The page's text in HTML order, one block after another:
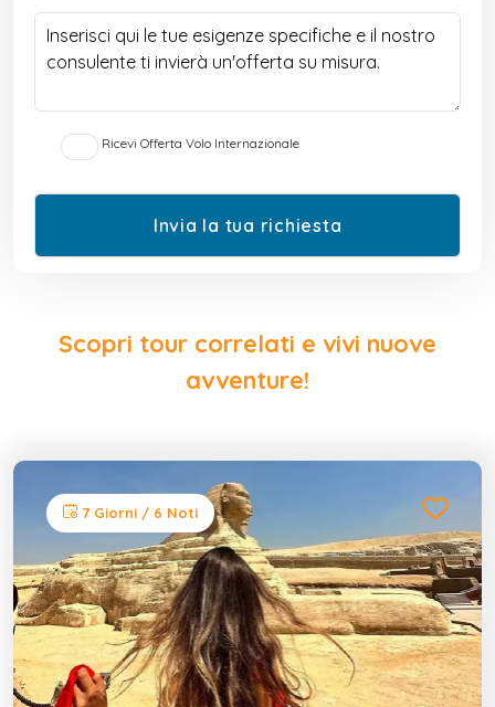
Ricevi Offerta Volo Internazionale
Scopri tour correlati e vivi nuove
avventure!
7 Giorni / 6 Noti